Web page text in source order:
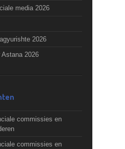
media 2026
2026
2026
commissies en
commissies en